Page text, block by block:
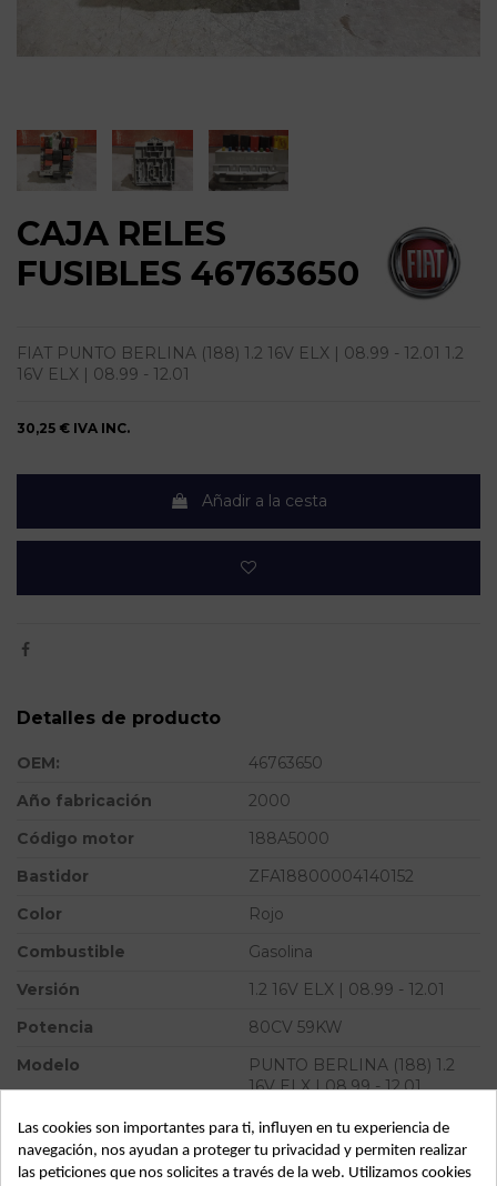
CAJA RELES
FUSIBLES 46763650
FIAT PUNTO BERLINA (188) 1.2 16V ELX | 08.99 - 12.01 1.2
16V ELX | 08.99 - 12.01
30,25 € IVA INC.
Añadir a la cesta
Detalles de producto
OEM:
46763650
Año fabricación
2000
Código motor
188A5000
Bastidor
ZFA18800004140152
Color
Rojo
Combustible
Gasolina
Versión
1.2 16V ELX | 08.99 - 12.01
Potencia
80CV 59KW
Modelo
PUNTO BERLINA (188) 1.2
16V ELX | 08.99 - 12.01
Tipo vehículo
Turismo
Almacén
49349
Las cookies son importantes para ti, influyen en tu experiencia de
navegación, nos ayudan a proteger tu privacidad y permiten realizar
las peticiones que nos solicites a través de la web. Utilizamos cookies